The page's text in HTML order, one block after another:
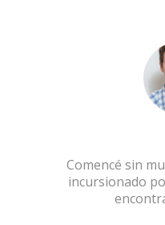
Comencé sin
incursionado